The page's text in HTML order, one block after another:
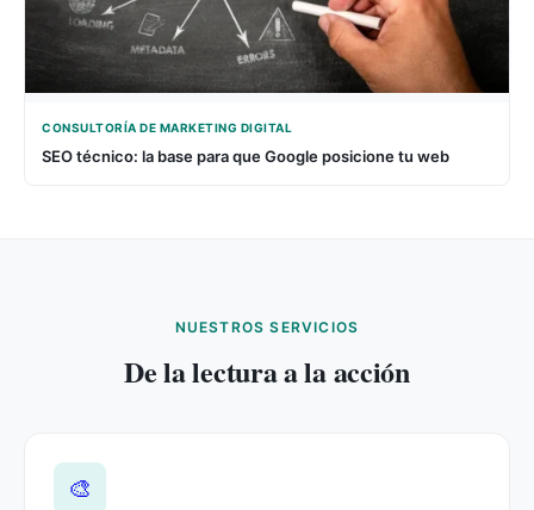
CONSULTORÍA DE MARKETING DIGITAL
SEO técnico: la base para que Google posicione tu web
NUESTROS SERVICIOS
De la lectura a la acción
🎨